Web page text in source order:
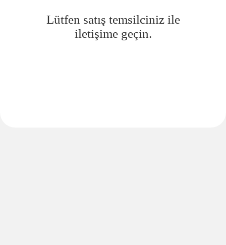
Lütfen satış temsilciniz ile
iletişime geçin.